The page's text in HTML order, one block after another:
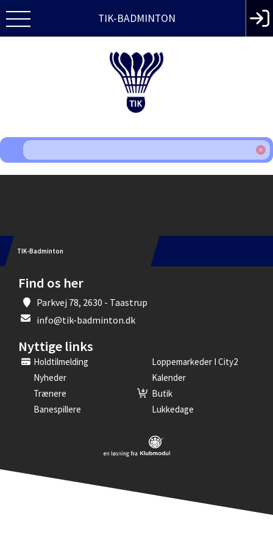
TIK-BADMINTON
TIK-Badminton
Find os her
Parkvej 78, 2630 - Taastrup
info@tik-badminton.dk
Nyttige links
Holdtilmelding
Loppemarkeder I City2
Nyheder
Kalender
Trænere
Butik
Banespillere
Lukkedage